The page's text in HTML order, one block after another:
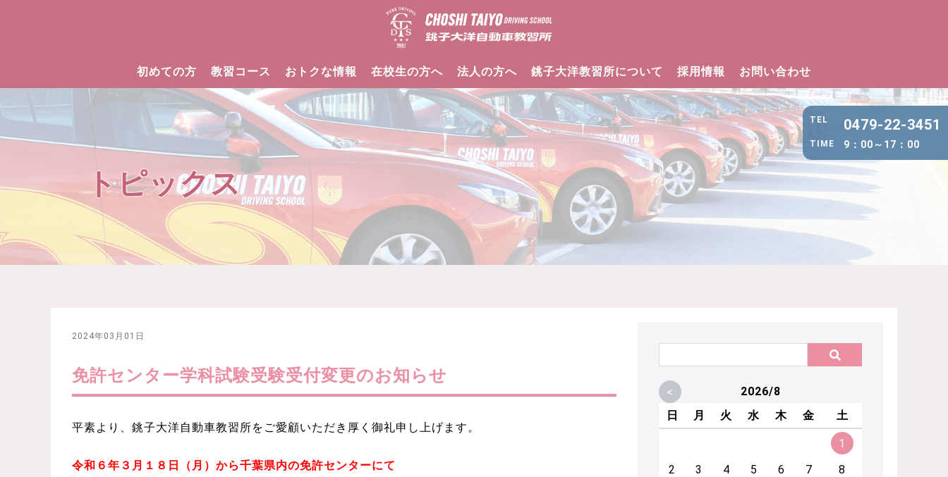
初めての方 教習コース おトクな情報 在校生の方へ 法人の方へ 銚子大洋教習所について 採用情報 お問い合わせ
0479-22-3451
9：00～17：00
トピックス
2024年03月01日
免許センター学科試験受験受付変更のお知らせ
平素より、銚子大洋自動車教習所をご愛顧いただき厚く御礼申し上げます。
令和６年３月１８日（月）から千葉県内の免許センターにて
<
2026/8
日
月 火 水 木 金 土
1
2
3 4 5 6 7
8